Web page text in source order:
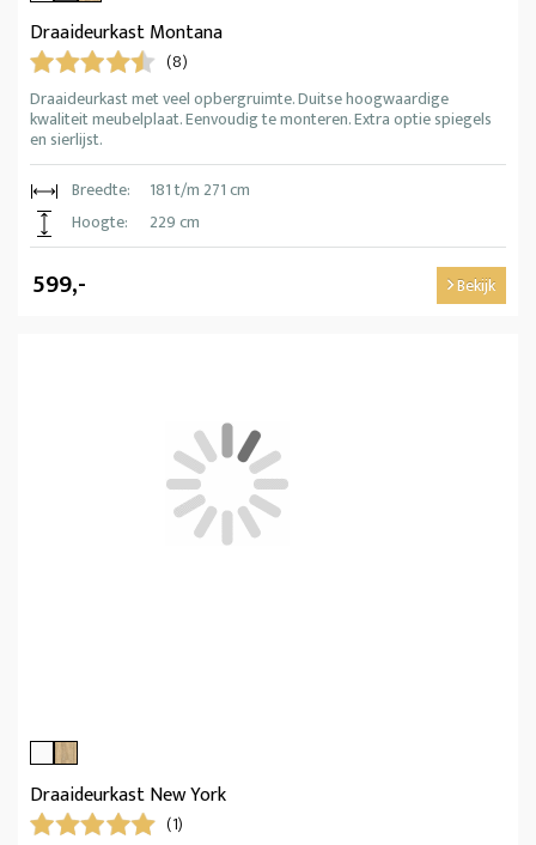
Draaideurkast Montana
(8)
Draaideurkast met veel opbergruimte. Duitse hoogwaardige
kwaliteit meubelplaat. Eenvoudig te monteren. Extra optie spiegels
en sierlijst.
Breedte:
181 t/m 271 cm
Hoogte:
229 cm
599,- Bekijk
Draaideurkast New York
(1)